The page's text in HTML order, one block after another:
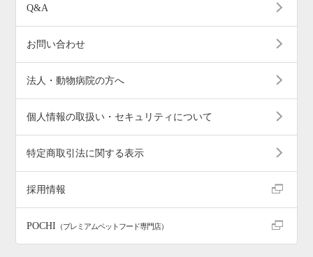
Q&A
お問い合わせ
法人・動物病院の方へ
個人情報の取扱い・セキュリティについて
特定商取引法に関する表示
採用情報
POCHI （プレミアムペットフード専門店）